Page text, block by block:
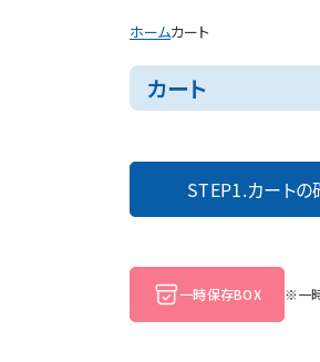
ホームカート
カート
STEP1.カート
一時保存BOX ※一